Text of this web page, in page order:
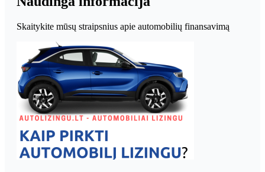
Skaitykite mūsų straipsnius apie automobilių finansavimą